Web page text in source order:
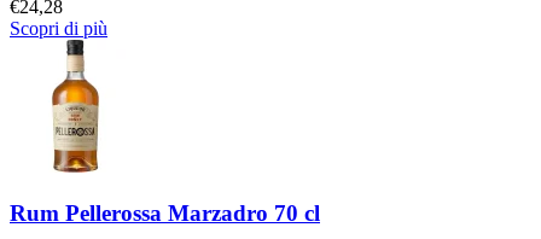
€24,28
Scopri di più
Rum Pellerossa Marzadro 70 cl